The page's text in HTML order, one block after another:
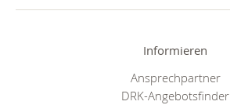
Informieren
Ansprechpartner
DRK-Angebotsfinder